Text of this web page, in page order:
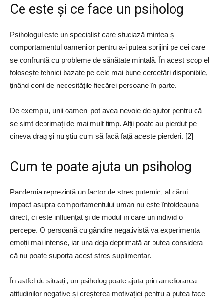
Ce este și ce face un psiholog
Psihologul este un specialist care studiază mintea și
comportamentul oamenilor pentru a-i putea sprijini pe cei care
se confruntă cu probleme de sănătate mintală. În acest scop el
folosește tehnici bazate pe cele mai bune cercetări disponibile,
ținând cont de necesitățile fiecărei persoane în parte.
De exemplu, unii oameni pot avea nevoie de ajutor pentru că
se simt deprimați de mai mult timp. Alții poate au pierdut pe
cineva drag și nu știu cum să facă față aceste pierderi. [2]
Cum te poate ajuta un psiholog
Pandemia reprezintă un factor de stres puternic, al cărui
impact asupra comportamentului uman nu este întotdeauna
direct, ci este influențat și de modul în care un individ o
percepe. O persoană cu gândire negativistă va experimenta
emoții mai intense, iar una deja deprimată ar putea considera
că nu poate suporta acest stres suplimentar.
În astfel de situații, un psiholog poate ajuta prin ameliorarea
atitudinilor negative și creșterea motivației pentru a putea face